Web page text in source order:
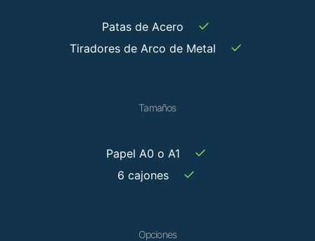
Patas de Acero ✓
Tiradores de Arco de Metal ✓
Tamaños
Papel A0 o A1 ✓
6 cajones ✓
Opciones